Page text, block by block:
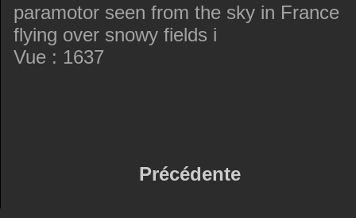
paramotor seen from the sky in France
flying over snowy fields i
Vue : 1637
Précédente